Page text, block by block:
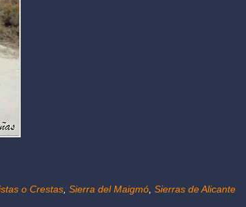
o Crestas Sierra del Maigmó Sierras de Alicante